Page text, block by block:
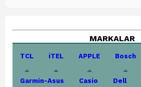
MARKALAR
TCL iTEL APPLE Bosch
Garmin-Asus Casio Dell